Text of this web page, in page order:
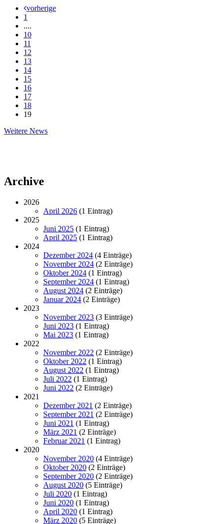
vorherige
1
....
10
11
12
13
14
15
16
17
18
19
Weitere NewsWeitere
Archive
2026
April 2026 (1 Eintrag)
2025
Juni 2025 (1 Eintrag)
April 2025 (1 Eintrag)
2024
Dezember 2024 (4 Einträge)
November 2024 (2 Einträge)
Oktober 2024 (1 Eintrag)
September 2024 (1 Eintrag)
August 2024 (2 Einträge)
Januar 2024 (2 Einträge)
2023
November 2023 (3 Einträge)
Juni 2023 (1 Eintrag)
Mai 2023 (1 Eintrag)
2022
November 2022 (2 Einträge)
Oktober 2022 (1 Eintrag)
August 2022 (1 Eintrag)
Juli 2022 (1 Eintrag)
Juni 2022 (2 Einträge)
2021
Dezember 2021 (2 Einträge)
September 2021 (2 Einträge)
Juni 2021 (1 Eintrag)
März 2021 (2 Einträge)
Februar 2021 (1 Eintrag)
2020
November 2020 (4 Einträge)
Oktober 2020 (2 Einträge)
September 2020 (2 Einträge)
August 2020 (5 Einträge)
Juli 2020 (1 Eintrag)
Juni 2020 (1 Eintrag)
April 2020 (1 Eintrag)
März 2020 (5 Einträge)